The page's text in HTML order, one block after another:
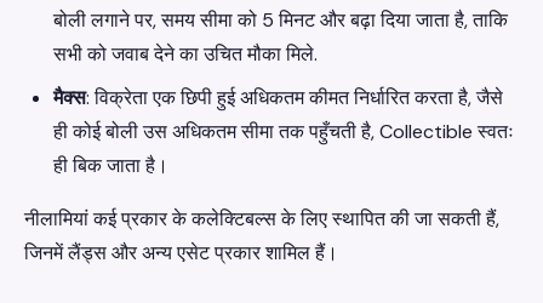
बोली लगाने पर, समय सीमा को 5 मिनट और बढ़ा दिया जाता है, ताकि
सभी को जवाब देने का उचित मौका मिले.
मैक्स: विक्रेता एक छिपी हुई अधिकतम कीमत निर्धारित करता है, जैसे
ही कोई बोली उस अधिकतम सीमा तक पहुँचती है, Collectible स्वतः
ही बिक जाता है।
नीलामियां कई प्रकार के कलेक्टिबल्स के लिए स्थापित की जा सकती हैं,
जिनमें लैंड्स और अन्य एसेट प्रकार शामिल हैं।